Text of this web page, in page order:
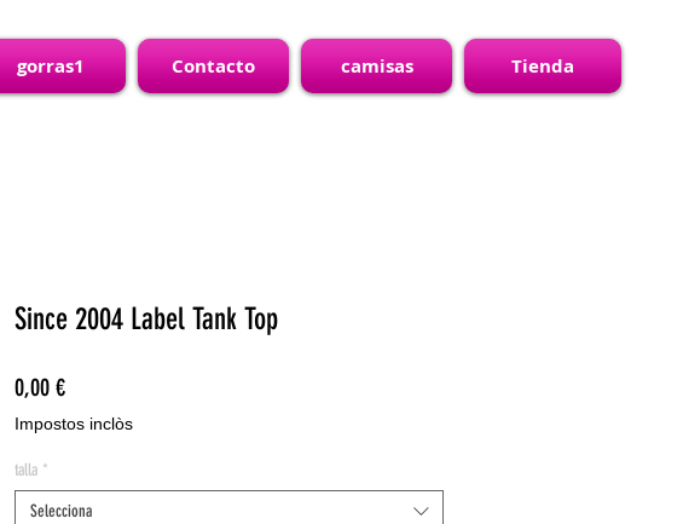
Since 2004 Label Tank Top
0,00 €Price
Impostos inclòs
talla *
Selecciona
gorras1 Contacto camisas Tienda